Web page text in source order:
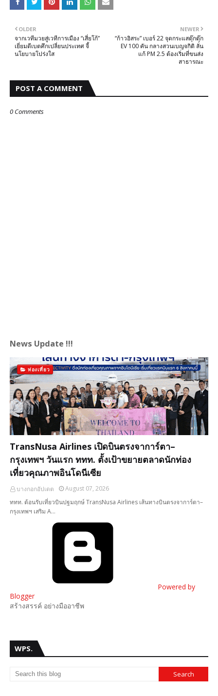
NEWER
“ก้าวอิสระ” เบอร์ 22 จุดกระแสตุ๊กตุ๊ก
EV 100 คัน กลางสวนเบญจกิติ ลั่น
แก้ PM 2.5 ต้องเริ่มที่ขนส่ง
สาธารณะ
OLDER
จากเวทีมวยสู่เวทีการเมือง “เสี่ยโก้”
เยี่ยมดีเบตศึกเปลี่ยนประเทศ จี้
นโยบายโปร่งใส
POST A COMMENT
0 Comments
News Update !!!
ท่องเที่ยว
TransNusa Airlines เปิดบินตรงจาการ์ตา–
กรุงเทพฯ วันแรก ททท. ตั้งเป้าขยายตลาดนักท่อง
เที่ยวคุณภาพอินโดนีเซีย
บางกอกอัปเดต
August 07, 2026
ททท. ต้อนรับเที่ยวบินปฐมฤกษ์ TransNusa Airlines เส้นทางบินตรงจาการ์ตา–
กรุงเทพฯ เสริม A…
Powered by
Blogger
สร้างสรรค์ อย่างมืออาชีพ
WPS.